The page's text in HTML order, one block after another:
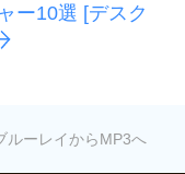
ー10選 [デスク
ルーレイからMP3へ